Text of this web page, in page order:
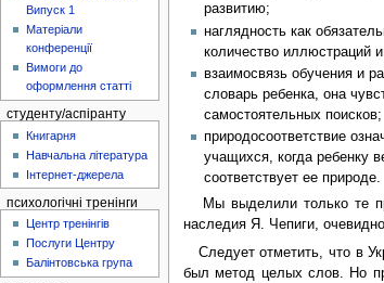
развитию;
наглядность как
количество иллюстраций
взаимосвязь обучения и
словарь ребенка, она
самостоятельных поисков;
природосоответствие
учащихся, когда ребенку
соответствует ее природе.
Мы выделили только те
наследия Я. Чепиги,
Следует отметить, что в
был метод целых слов. Но
Випуск 1
Матеріали
конференції
Вимоги до
оформлення статті
студенту/аспіранту
Книгарня
Навчальна література
Інтернет-джерела
психологічні тренінги
Центр тренінгів
Послуги Центру
Балінтовська група